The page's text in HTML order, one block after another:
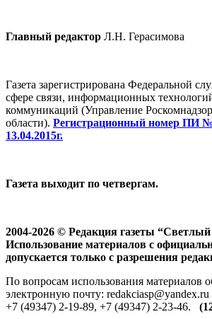
Главный редактор Л.Н. Герасимова
Газета зарегистрирована Федеральной
сфере связи, информационных
коммуникаций (Управление
области). Регистрационный номер ПИ
13.04.2015г.
Газета выходит по четвергам.
2004-2026 © Редакция газеты “Светлый
Использование материалов с
допускается только с разрешения
По вопросам использования материалов
электронную почту:
+7 (49347) 2-19-89, +7 (49347) 2-23-46.